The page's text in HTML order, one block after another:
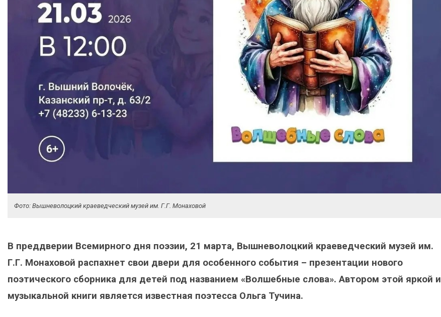
Фото: Вышневолоцкий краеведческий музей им. Г.Г. Монаховой
В преддверии Всемирного дня поэзии, 21 марта, Вышневолоцкий краеведческий музей им.
Г.Г. Монаховой распахнет свои двери для особенного события – презентации нового
поэтического сборника для детей под названием «Волшебные слова». Автором этой яркой и
музыкальной книги является известная поэтесса Ольга Тучина.